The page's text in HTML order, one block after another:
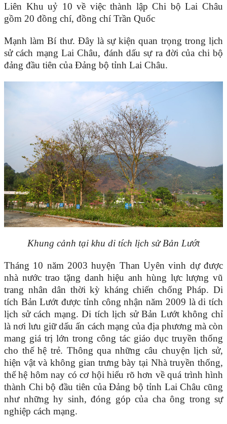
Liên Khu uỷ 10 về việc thành lập Chi bộ Lai Châu
gồm 20 đồng chí, đồng chí Trần Quốc
Mạnh làm Bí thư. Đây là sự kiện quan trọng trong lịch
sử cách mạng Lai Châu, đánh dấu sự ra đời của chi bộ
đảng đầu tiên của Đảng bộ tỉnh Lai Châu.
Khung cảnh tại khu di tích lịch sử Bản Lướt
Tháng 10 năm 2003 huyện Than Uyên vinh dự được
nhà nước trao tặng danh hiệu anh hùng lực lượng vũ
trang nhân dân thời kỳ kháng chiến chống Pháp. Di
tích Bản Lướt được tỉnh công nhận năm 2009 là di tích
lịch sử cách mạng. Di tích lịch sử Bản Lướt không chỉ
là nơi lưu giữ dấu ấn cách mạng của địa phương mà còn
mang giá trị lớn trong công tác giáo dục truyền thống
cho thế hệ trẻ. Thông qua những câu chuyện lịch sử,
hiện vật và không gian trưng bày tại Nhà truyền thống,
thế hệ hôm nay có cơ hội hiểu rõ hơn về quá trình hình
thành Chi bộ đầu tiên của Đảng bộ tỉnh Lai Châu cũng
như những hy sinh, đóng góp của cha ông trong sự
nghiệp cách mạng.